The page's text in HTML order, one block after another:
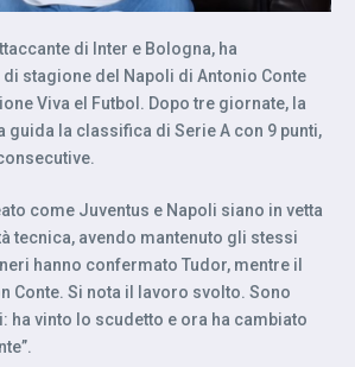
di Inter e Bologna, ha
di stagione del Napoli di Antonio Conte
Viva el Futbol. Dopo tre giornate, la
guida la classifica di Serie A con 9 punti,
come Juventus e Napoli siano in vetta
tecnica, avendo mantenuto gli stessi
hanno confermato Tudor, mentre il
Conte. Si nota il lavoro svolto. Sono
ha vinto lo scudetto e ora ha cambiato